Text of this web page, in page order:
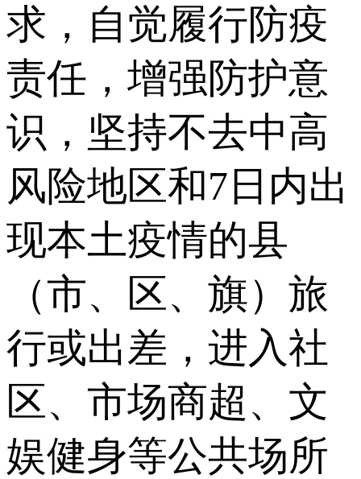
求，自觉履行防疫
责任，增强防护意
识，坚持不去中高
风险地区和7日内出
现本土疫情的县
（市、区、旗）旅
行或出差，进入社
区、市场商超、文
娱健身等公共场所